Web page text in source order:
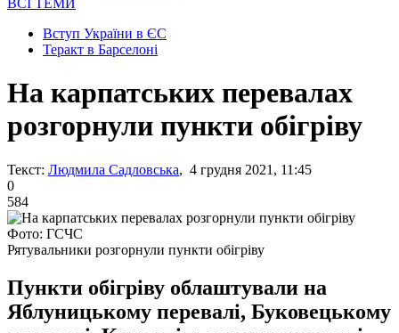
ВСІ ТЕМИ
Вступ України в ЄС
Теракт в Барселоні
На карпатських перевалах
розгорнули пункти обігріву
Текст: Людмила Садловська, 4 грудня 2021, 11:45
0
584
Фото: ГСЧС
Рятувальники розгорнули пункти обігріву
Пункти обігріву облаштували на
Яблуницькому перевалі, Буковецькому